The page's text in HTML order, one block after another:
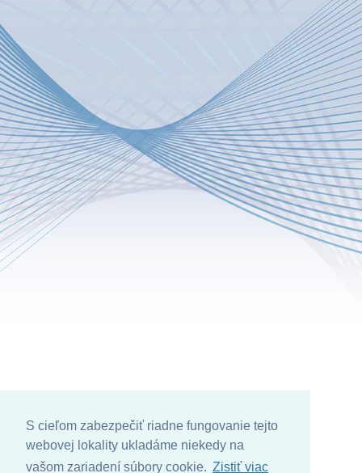
S cieľom zabezpečiť riadne fungovanie tejto
webovej lokality ukladáme niekedy na
vašom zariadení súbory cookie. Zistiť viac